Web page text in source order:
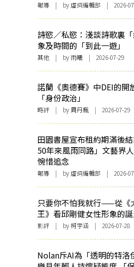
報導 | by 虛詞編輯部 | 2026-
詩慾／私慾：淺談詩歌裏
象及時間的「到此一遊」
其他 | by 雨曦 | 2026-07-29
諾蘭《奧德賽》中DEI的開
「身份政治」
時評 | by 周丹楓 | 2026-07-29
田園書屋宣布租約期滿後
50年來風雨同路」文藝界
惋惜追念
報導 | by 虛詞編輯部 | 2026-
只要你不怕我就行——從《
王》看邱剛健女性形象的
影評 | by 柯宇涵 | 2026-07-28
Nolan斥AI為「透明的特洛